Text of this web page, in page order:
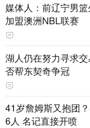
媒体人：前辽宁男
加盟澳洲NBL联赛
湖人仍在努力寻求
否帮东契奇争冠
41岁詹姆斯又抱团
6人 名记直接开喷